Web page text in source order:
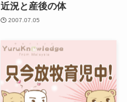
近況と産後の体
2007.07.05